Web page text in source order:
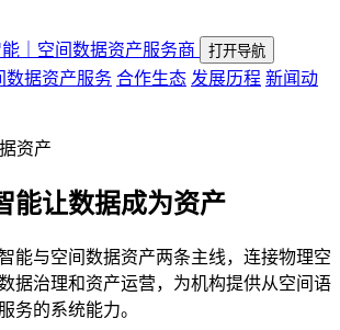
｜空间数据资产服务商
打开导航
数据资产服务 合作生态 发展历程 新闻动
资产
能让数据成为资产
能与空间数据资产两条主线，连接物理空
据治理和资产运营，为机构提供从空间语
务的系统能力。